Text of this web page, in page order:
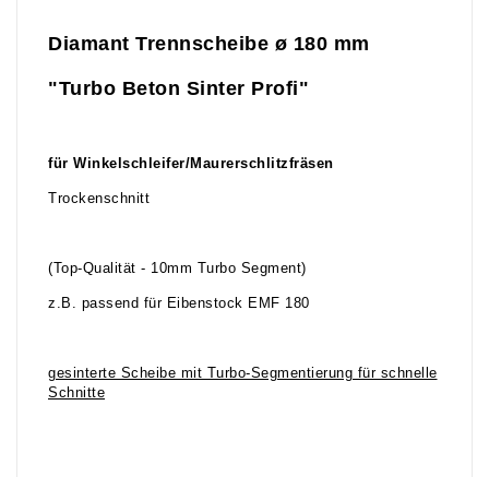
Diamant Trennscheibe ø 180 mm
"Turbo Beton Sinter Profi"
für Winkelschleifer/Maurerschlitzfräsen
Trockenschnitt
(Top-Qualität - 10mm Turbo Segment)
z.B. passend für Eibenstock EMF 180
gesinterte Scheibe mit Turbo-Segmentierung für schnelle
Schnitte